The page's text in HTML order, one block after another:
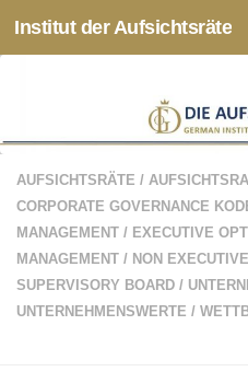
Zum Inhalt springen
Institut der Aufsichtsräte
AUFSICHTSRÄTE /
CORPORATE GOVERNANCE
MANAGEMENT / EXECUTIVE
MANAGEMENT / NON
SUPERVISORY BOARD /
UNTERNEHMENSWERTE /